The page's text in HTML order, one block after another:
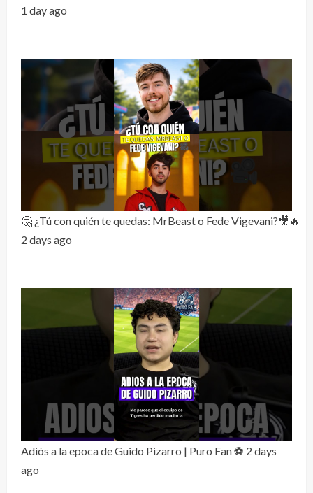
1 day ago
🤔 ¿Tú con quién te quedas: MrBeast o Fede Vigevani?🎥🔥
2 days ago
Adiós a la epoca de Guido Pizarro | Puro Fan ⚽ 2 days
ago